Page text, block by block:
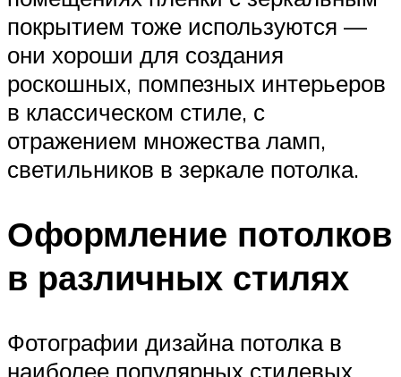
покрытием тоже используются —
они хороши для создания
роскошных, помпезных интерьеров
в классическом стиле, с
отражением множества ламп,
светильников в зеркале потолка.
Оформление потолков
в различных стилях
Фотографии дизайна потолка в
наиболее популярных стилевых